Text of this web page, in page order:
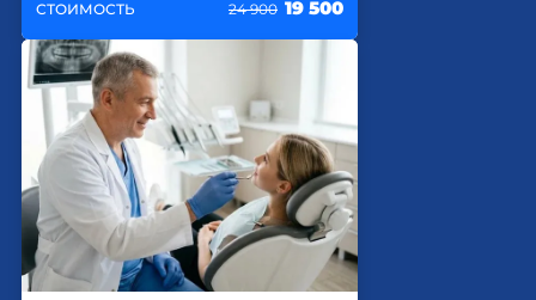
СТОИМОСТЬ 24 900 19 500